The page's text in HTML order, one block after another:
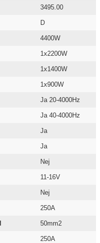
3495.00
D
4400W
1x2200W
1x1400W
1x900W
Ja 20-4000Hz
Ja 40-4000Hz
Ja
Ja
Nej
11-16V
Nej
250A
50mm2
250A